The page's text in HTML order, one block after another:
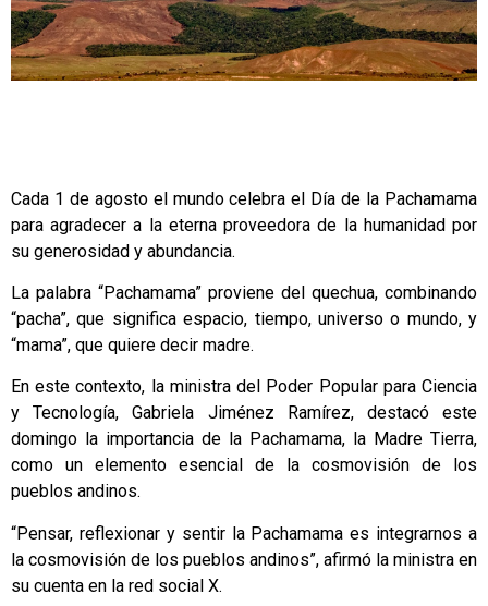
Cada 1 de agosto el mundo celebra el Día de la Pachamama
para agradecer a la eterna proveedora de la humanidad por
su generosidad y abundancia.
La palabra “Pachamama” proviene del quechua, combinando
“pacha”, que significa espacio, tiempo, universo o mundo, y
“mama”, que quiere decir madre.
En este contexto, la ministra del Poder Popular para Ciencia
y Tecnología, Gabriela Jiménez Ramírez, destacó este
domingo la importancia de la Pachamama, la Madre Tierra,
como un elemento esencial de la cosmovisión de los
pueblos andinos.
“Pensar, reflexionar y sentir la Pachamama es integrarnos a
la cosmovisión de los pueblos andinos”, afirmó la ministra en
su cuenta en la red social X.